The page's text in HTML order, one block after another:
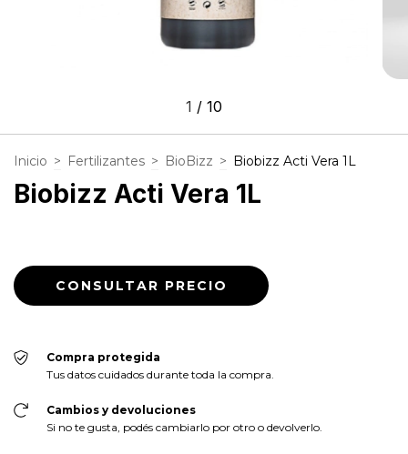
1 / 10
Inicio > Fertilizantes > BioBizz > Biobizz Acti Vera 1L
Biobizz Acti Vera 1L
Compra protegida
Tus datos cuidados durante toda la compra.
Cambios y devoluciones
Si no te gusta, podés cambiarlo por otro o devolverlo.